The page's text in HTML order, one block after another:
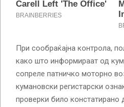
При сообраќајна контрола,
како што информираат од
сопреле патничко моторно
кумановски регистарски
проверки било констатирано